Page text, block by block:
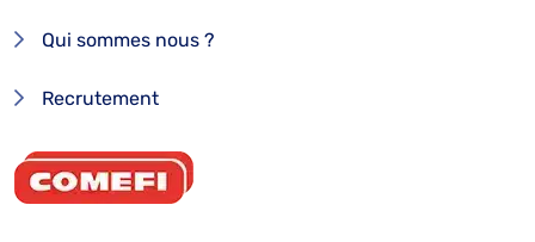
Qui sommes nous ?
Recrutement